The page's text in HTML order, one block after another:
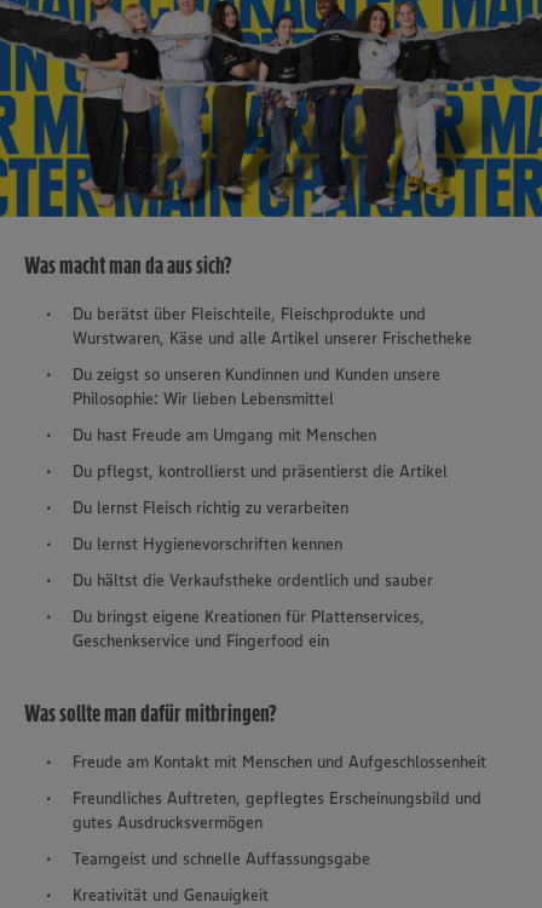
Was macht man da aus sich?
Du berätst über Fleischteile, Fleischprodukte und
Wurstwaren, Käse und alle Artikel unserer Frischetheke
Du zeigst so unseren Kundinnen und Kunden unsere
Philosophie: Wir lieben Lebensmittel
Du hast Freude am Umgang mit Menschen
Du pflegst, kontrollierst und präsentierst die Artikel
Du lernst Fleisch richtig zu verarbeiten
Du lernst Hygienevorschriften kennen
Du hältst die Verkaufstheke ordentlich und sauber
Du bringst eigene Kreationen für Plattenservices,
Geschenkservice und Fingerfood ein
Was sollte man dafür mitbringen?
Freude am Kontakt mit Menschen und Aufgeschlossenheit
Freundliches Auftreten, gepflegtes Erscheinungsbild und
gutes Ausdrucksvermögen
Teamgeist und schnelle Auffassungsgabe
Kreativität und Genauigkeit